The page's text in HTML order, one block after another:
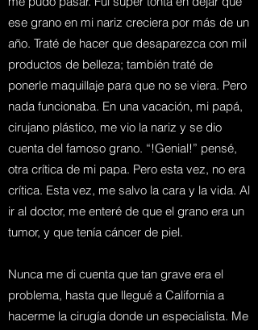
ese grano en mi nariz creciera por más de un
año. Traté de hacer que desaparezca con mil
productos de belleza; también traté de
ponerle maquillaje para que no se viera. Pero
nada funcionaba. En una vacación, mi papá,
cirujano plástico, me vio la nariz y se dio
cuenta del famoso grano. “!Genial!” pensé,
otra crítica de mi papa. Pero esta vez, no era
crítica. Esta vez, me salvo la cara y la vida. Al
ir al doctor, me enteré de que el grano era un
tumor, y que tenía cáncer de piel.
Nunca me di cuenta que tan grave era el
problema, hasta que llegué a California a
hacerme la cirugía donde un especialista. Me